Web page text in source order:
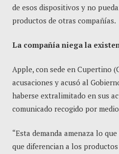
de esos dispositivos y no
productos de otras compañías.
La compañía niega la
Apple, con sede en Cupertino
acusaciones y acusó al
haberse extralimitado en sus
comunicado recogido por
“Esta demanda amenaza lo
que diferencian a los